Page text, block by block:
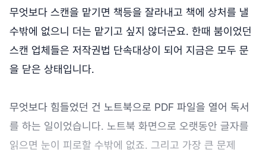
무엇보다 스캔을 맡기면 책등을 잘라내고 책에 상처를 낼
수밖에 없으니 더는 맡기고 싶지 않더군요. 한때 붐이었던
스캔 업체들은 저작권법 단속대상이 되어 지금은 모두 문
을 닫은 상태입니다.
무엇보다 힘들었던 건 노트북으로 PDF 파일을 열어 독서
를 하는 일이었습니다. 노트북 화면으로 오랫동안 글자를
읽으면 눈이 피로할 수밖에 없죠. 그리고 가장 큰 문제